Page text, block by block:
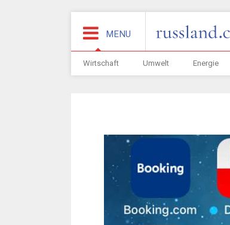
MENU
Wirtschaft Umwelt Energie